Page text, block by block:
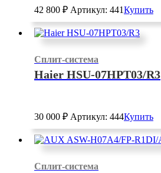
42 800 ₽ Артикул: 441Купить
Сплит-система
Haier HSU-07HPT03/R3
30 000 ₽ Артикул: 444Купить
Сплит-система